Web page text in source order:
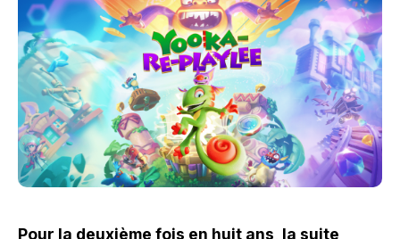
Pour la deuxième fois en huit ans, la suite